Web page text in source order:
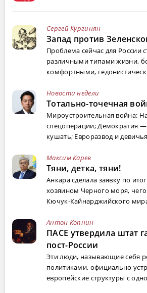
Сергей Кургинян
Запад против
Проблема сейчас для России
различными типами жизни,
комфортными,
Новости недели
Тотально-точечная
Мироустроительная война:
спецоперации; Демократия
кушать; Евроразвод и
Максим Карев
Тяни, детка, тяни!
Анкара сделала заявку по
хозяином Черного моря,
Кючук-Кайнарджийского
Антон Копнин
ПАСЕ утвердила штат
пост-России
Эти люди, называющие себя
политиками, официально
европейские структуры с